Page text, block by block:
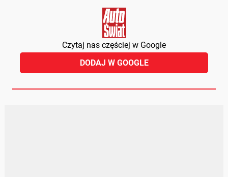
Czytaj nas częściej w Google
DODAJ W GOOGLE